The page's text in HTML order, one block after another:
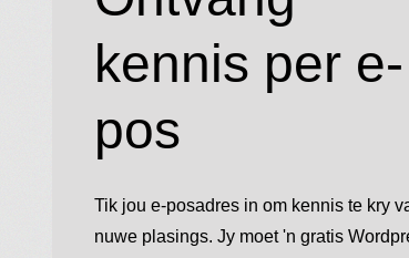
kennis per e-
pos
Tik jou e-posadres in om kennis te kry
nuwe plasings. Jy moet 'n gratis